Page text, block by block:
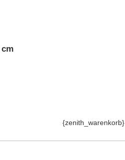
{zenith_warenkorb}